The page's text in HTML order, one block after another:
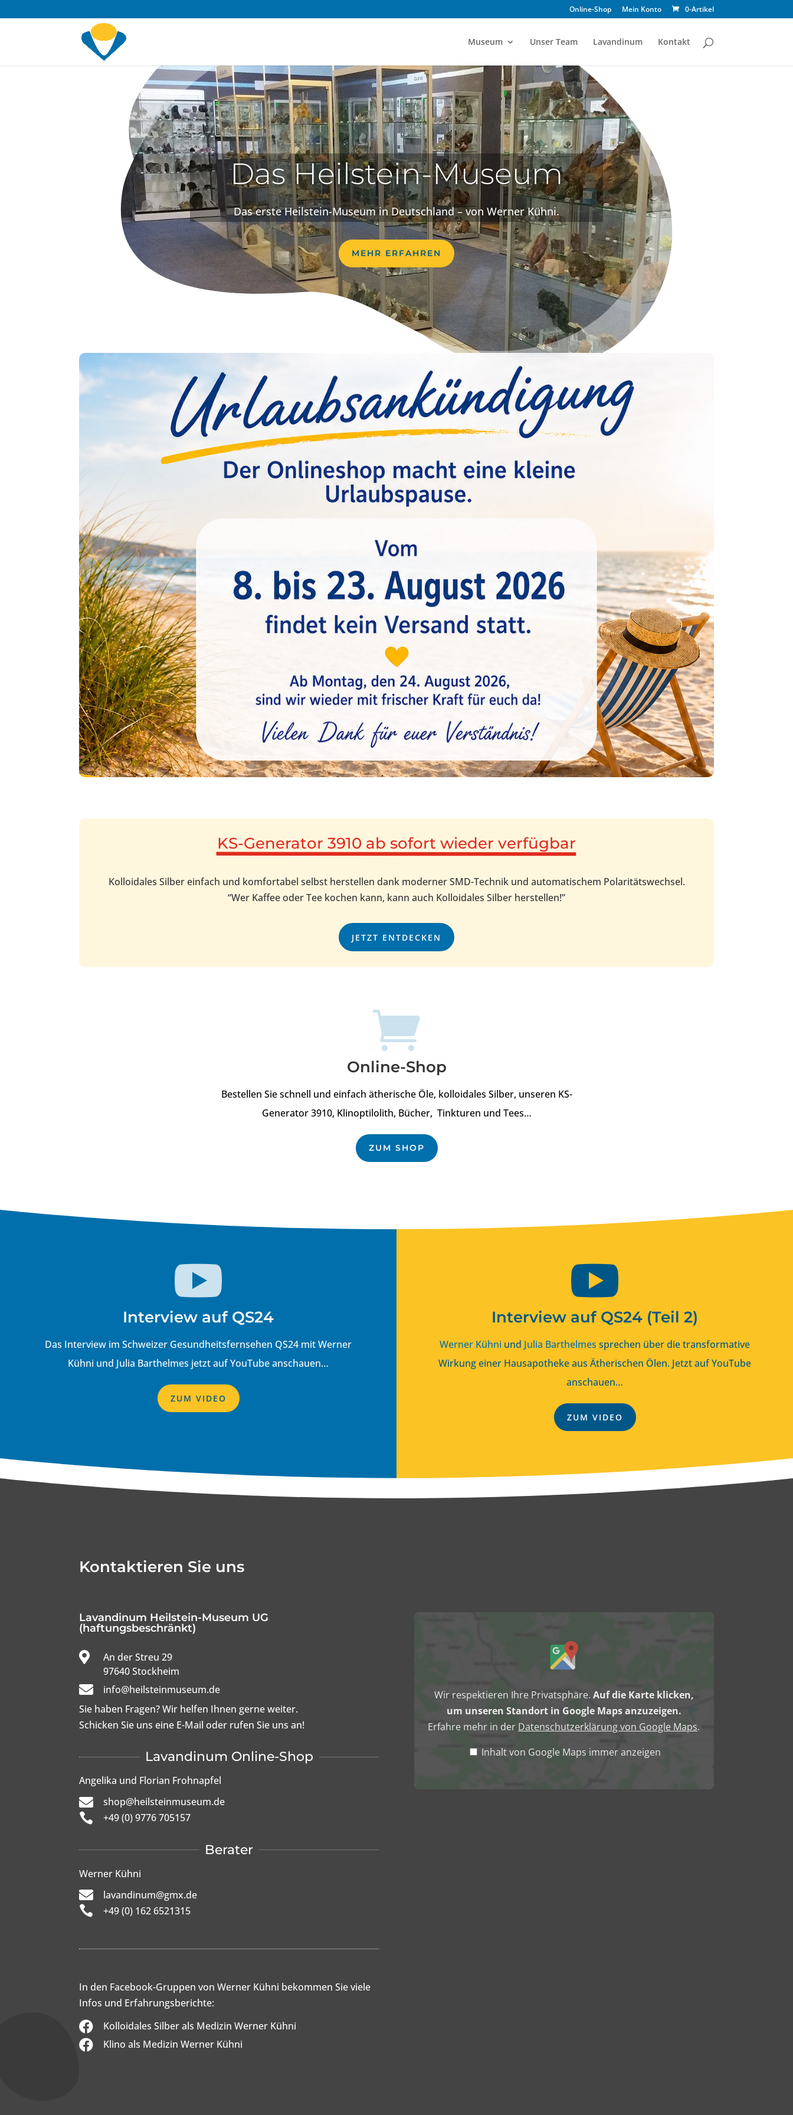
Online-Shop Mein Konto 0-Artikel
Museum Unser Team Lavandinum Kontakt
Das Heilstein-Museum
Das erste Heilstein-Museum in Deutschland – von Werner Kühni.
MEHR ERFAHREN
KS-Generator 3910 ab sofort wieder verfügbar
Kolloidales Silber einfach und komfortabel selbst herstellen dank moderner SMD-Technik und automatischem Polaritätswechsel.
“Wer Kaffee oder Tee kochen kann, kann auch Kolloidales Silber herstellen!”
JETZT ENTDECKEN

Online-Shop
Bestellen Sie schnell und einfach ätherische Öle, kolloidales Silber, unseren KS-
Generator 3910, Klinoptilolith, Bücher, Tinkturen und Tees…
ZUM SHOP

Interview auf QS24
Das Interview im Schweizer Gesundheitsfernsehen QS24 mitWerner
Kühni und Julia Barthelmes jetzt auf YouTube anschauen…
ZUM VIDEO

Interview auf QS24 (Teil 2)
Werner Kühni und Julia Barthelmes sprechen über die transformative
Wirkung einer Hausapotheke aus Ätherischen Ölen. Jetzt auf YouTube
anschauen…
ZUM VIDEO
Kontaktieren Sie uns
Lavandinum Heilstein-Museum UG
(haftungsbeschränkt)
 An der Streu 29
97640 Stockheim

info@heilsteinmuseum.de
Sie haben Fragen? Wir helfen Ihnen gerne weiter.
Schicken Sie uns eine E-Mail oder rufen Sie uns an!
Lavandinum Online-Shop
Angelika und Florian Frohnapfel
 shop@heilsteinmuseum.de
 +49 (0) 9776 705157
Berater
Werner Kühni
 lavandinum@gmx.de
 +49 (0) 162 6521315
In den Facebook-Gruppen von Werner Kühni bekommen Sie viele
Infos und Erfahrungsberichte:
 Kolloidales Silber als Medizin Werner Kühni
 Klino als Medizin Werner Kühni
Inhalt
Wir respektieren Ihre Privatsphäre. Auf die Karte klicken,
um unseren Standort in Google Maps anzuzeigen.
Erfahre mehr in der Datenschutzerklärung von Google Maps.
Inhalt von Google Maps immer anzeigen